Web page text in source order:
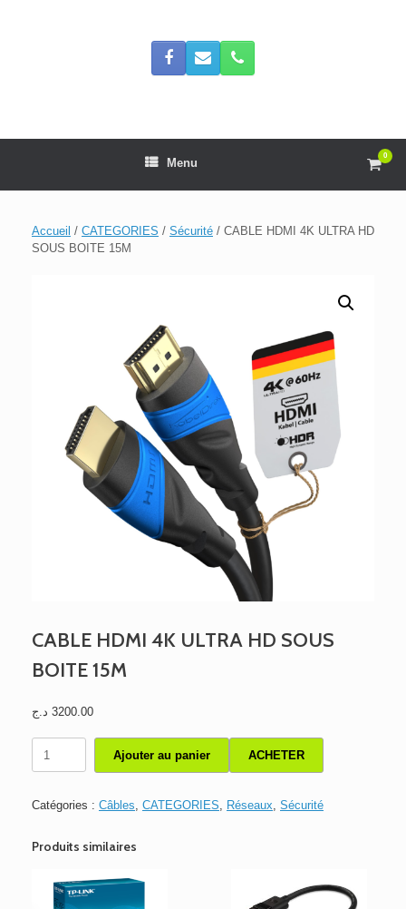
Menu
View
cart
0
Accueil / CATEGORIES / Sécurité / CABLE HDMI 4K ULTRA HD
SOUS BOITE 15M
CABLE HDMI 4K ULTRA HD SOUS
BOITE 15M
3200.00 د.ج
HDMI
HD
BOITE
Ajouter au panier ACHETER
Catégories : Câbles, CATEGORIES, Réseaux, Sécurité
Produits similaires